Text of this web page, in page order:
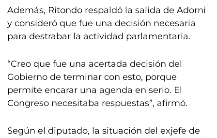
Además, Ritondo respaldó la salida de Adorni
y consideró que fue una decisión necesaria
para destrabar la actividad parlamentaria.
“Creo que fue una acertada decisión del
Gobierno de terminar con esto, porque
permite encarar una agenda en serio. El
Congreso necesitaba respuestas”, afirmó.
Según el diputado, la situación del exjefe de